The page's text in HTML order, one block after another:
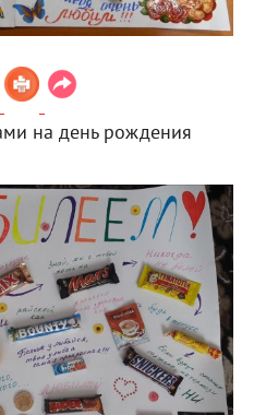
на день рождения